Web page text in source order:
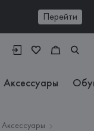
Перейти
Аксессуары
Аксессуары